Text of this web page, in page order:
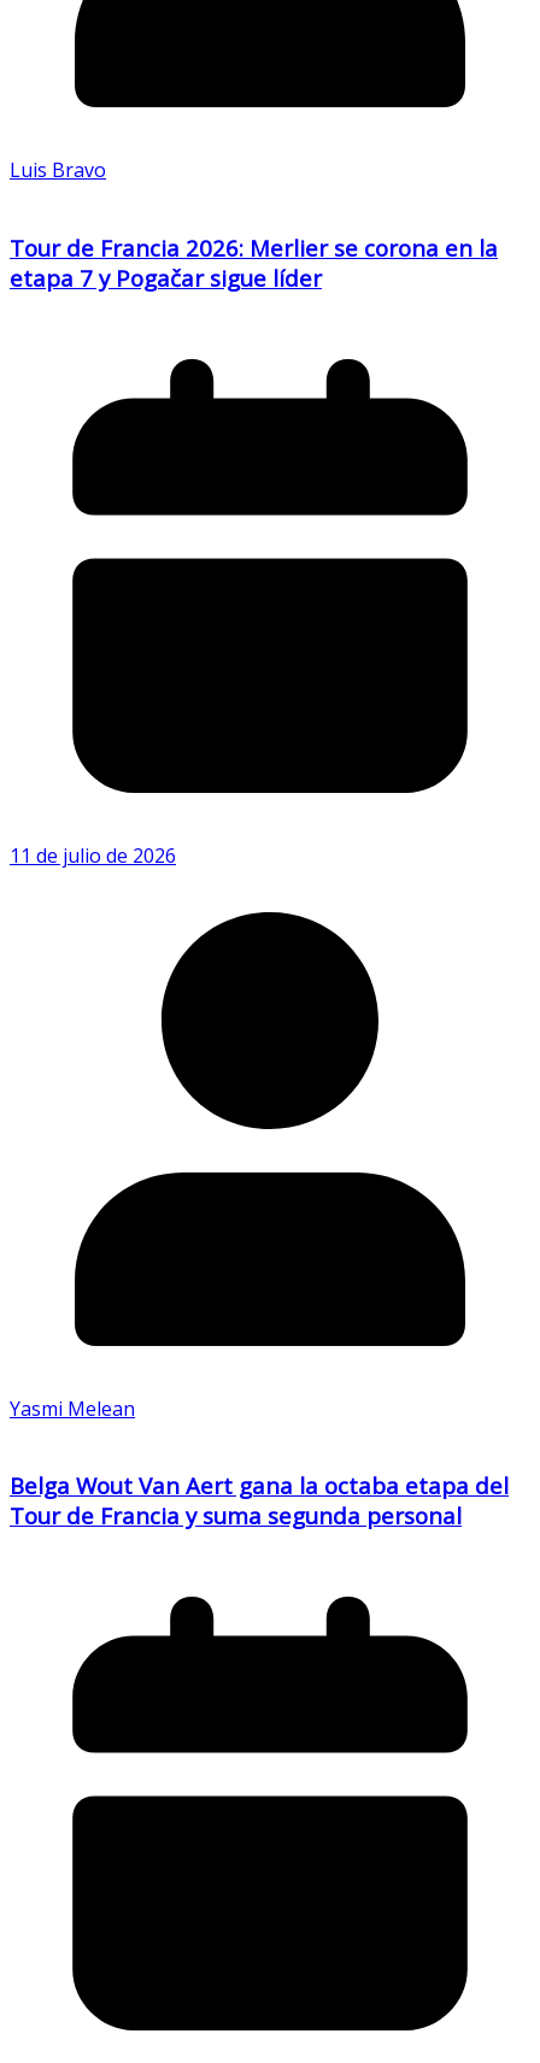
Luis Bravo
Tour de Francia 2026: Merlier se corona en la
etapa 7 y Pogačar sigue líder
11 de julio de 2026
Yasmi Melean
Belga Wout Van Aert gana la octaba etapa del
Tour de Francia y suma segunda personal